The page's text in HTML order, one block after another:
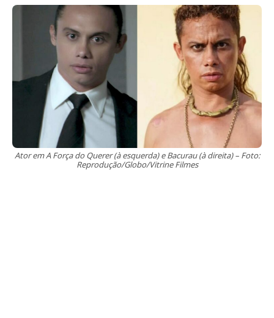
Ator em A Força do Querer (à esquerda) e Bacurau (à direita) – Foto:
Reprodução/Globo/Vitrine Filmes